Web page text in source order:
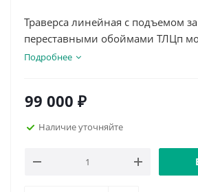
Траверса линейная с подъемом
переставными обоймами ТЛЦп
использована для подъема и
ограниченной высоты подъема, а
наличию в конструкции
длины, регулируя расстояние
Подробнее
99 000 ₽
Наличие уточняйте